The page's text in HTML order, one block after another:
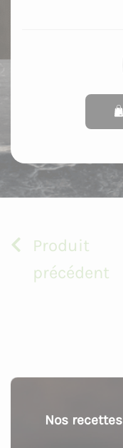
Produit
précédent
Nos recettes